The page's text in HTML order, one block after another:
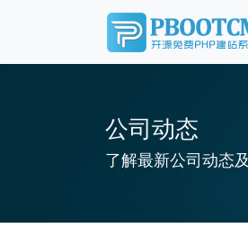
公司动态
了解最新公司动态